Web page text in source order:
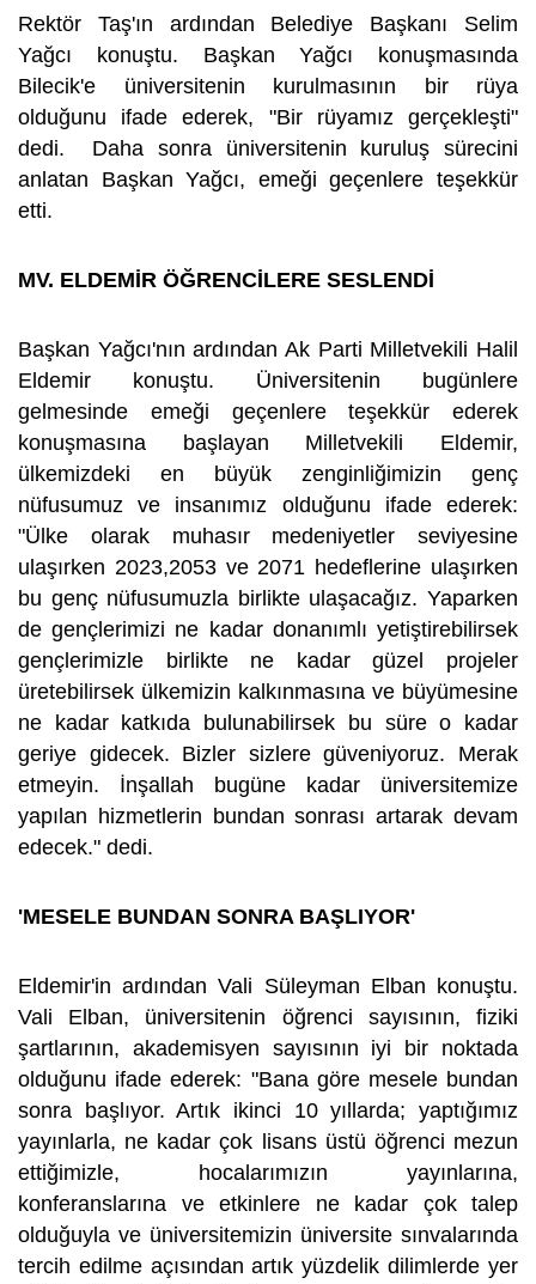
Rektör Taş'ın ardından Belediye Başkanı Selim
Yağcı konuştu. Başkan Yağcı konuşmasında
Bilecik'e üniversitenin kurulmasının bir rüya
olduğunu ifade ederek, "Bir rüyamız gerçekleşti"
dedi. Daha sonra üniversitenin kuruluş sürecini
anlatan Başkan Yağcı, emeği geçenlere teşekkür
etti.
MV. ELDEMİR ÖĞRENCİLERE SESLENDİ
Başkan Yağcı'nın ardından Ak Parti Milletvekili Halil
Eldemir konuştu. Üniversitenin bugünlere
gelmesinde emeği geçenlere teşekkür ederek
konuşmasına başlayan Milletvekili Eldemir,
ülkemizdeki en büyük zenginliğimizin genç
nüfusumuz ve insanımız olduğunu ifade ederek:
"Ülke olarak muhasır medeniyetler seviyesine
ulaşırken 2023,2053 ve 2071 hedeflerine ulaşırken
bu genç nüfusumuzla birlikte ulaşacağız. Yaparken
de gençlerimizi ne kadar donanımlı yetiştirebilirsek
gençlerimizle birlikte ne kadar güzel projeler
üretebilirsek ülkemizin kalkınmasına ve büyümesine
ne kadar katkıda bulunabilirsek bu süre o kadar
geriye gidecek. Bizler sizlere güveniyoruz. Merak
etmeyin. İnşallah bugüne kadar üniversitemize
yapılan hizmetlerin bundan sonrası artarak devam
edecek." dedi.
'MESELE BUNDAN SONRA BAŞLIYOR'
Eldemir'in ardından Vali Süleyman Elban konuştu.
Vali Elban, üniversitenin öğrenci sayısının, fiziki
şartlarının, akademisyen sayısının iyi bir noktada
olduğunu ifade ederek: "Bana göre mesele bundan
sonra başlıyor. Artık ikinci 10 yıllarda; yaptığımız
yayınlarla, ne kadar çok lisans üstü öğrenci mezun
ettiğimizle, hocalarımızın yayınlarına,
konferanslarına ve etkinlere ne kadar çok talep
olduğuyla ve üniversitemizin üniversite sınvalarında
tercih edilme açısından artık yüzdelik dilimlerde yer